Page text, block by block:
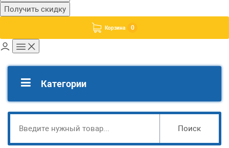
Получить скидку
Корзина 0
Категории
Поиск